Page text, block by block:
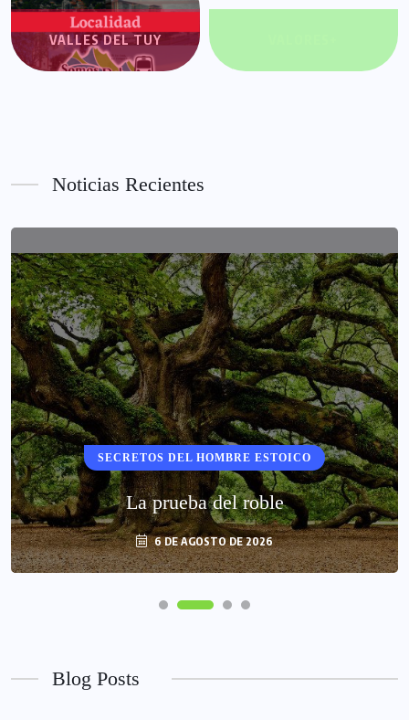
VALLES DEL TUY
Noticias Recientes
SECRETOS DEL HOMBRE ESTOICO
La prueba del roble
6 DE AGOSTO DE 2026
Blog Posts